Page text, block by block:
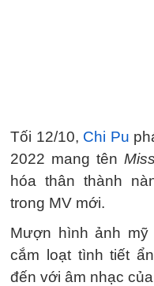
Tối 12/10, Chi Pu
2022 mang tên
hóa thân thành
trong MV mới.
Mượn hình ảnh
cắm loạt tình tiết
đến với âm nhạc